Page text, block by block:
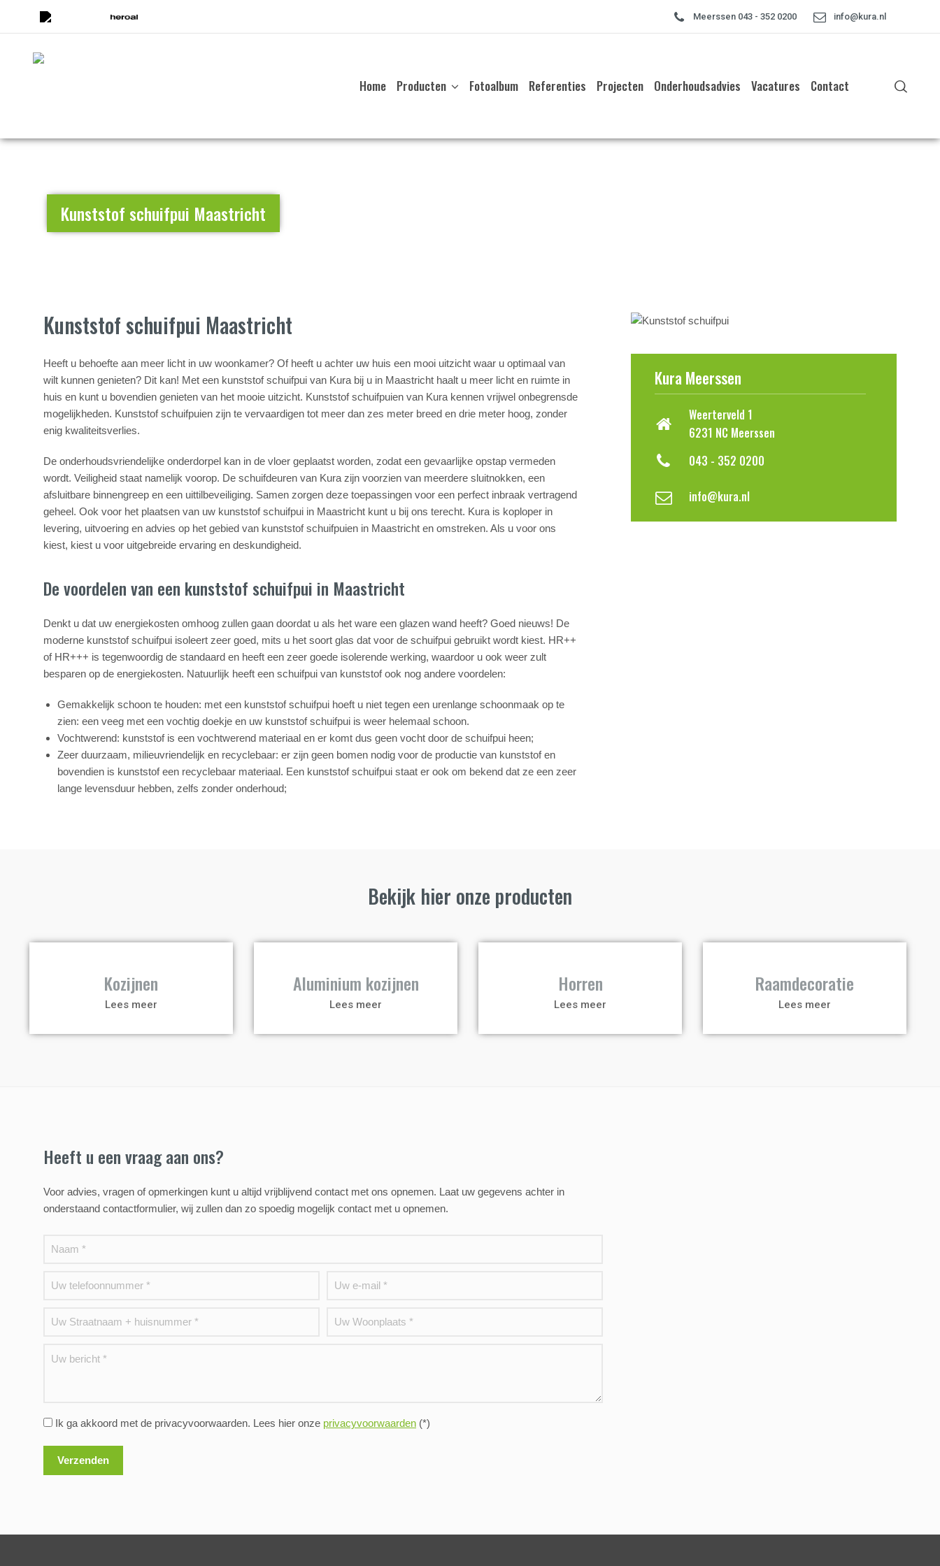
Meerssen 043 - 352 0200 info@kura.nl
Home Producten Fotoalbum Referenties Projecten Onderhoudsadvies Vacatures Contact
Kunststof schuifpui Maastricht
Kunststof schuifpui Maastricht
Heeft u behoefte aan meer licht in uw woonkamer? Of heeft u achter uw huis een mooi uitzicht waar u optimaal van
wilt kunnen genieten? Dit kan! Met een kunststof schuifpui van Kura bij u in Maastricht haalt u meer licht en ruimte in
huis en kunt u bovendien genieten van het mooie uitzicht. Kunststof schuifpuien van Kura kennen vrijwel onbegrensde
mogelijkheden. Kunststof schuifpuien zijn te vervaardigen tot meer dan zes meter breed en drie meter hoog, zonder
enig kwaliteitsverlies.
De onderhoudsvriendelijke onderdorpel kan in de vloer geplaatst worden, zodat een gevaarlijke opstap vermeden
wordt. Veiligheid staat namelijk voorop. De schuifdeuren van Kura zijn voorzien van meerdere sluitnokken, een
afsluitbare binnengreep en een uittilbeveiliging. Samen zorgen deze toepassingen voor een perfect inbraak vertragend
geheel. Ook voor het plaatsen van uw kunststof schuifpui in Maastricht kunt u bij ons terecht. Kura is koploper in
levering, uitvoering en advies op het gebied van kunststof schuifpuien in Maastricht en omstreken. Als u voor ons
kiest, kiest u voor uitgebreide ervaring en deskundigheid.
De voordelen van een kunststof schuifpui in Maastricht
Denkt u dat uw energiekosten omhoog zullen gaan doordat u als het ware een glazen wand heeft? Goed nieuws! De
moderne kunststof schuifpui isoleert zeer goed, mits u het soort glas dat voor de schuifpui gebruikt wordt kiest. HR++
of HR+++ is tegenwoordig de standaard en heeft een zeer goede isolerende werking, waardoor u ook weer zult
besparen op de energiekosten. Natuurlijk heeft een schuifpui van kunststof ook nog andere voordelen:
Gemakkelijk schoon te houden: met een kunststof schuifpui hoeft u niet tegen een urenlange schoonmaak op te
zien: een veeg met een vochtig doekje en uw kunststof schuifpui is weer helemaal schoon.
Vochtwerend: kunststof is een vochtwerend materiaal en er komt dus geen vocht door de schuifpui heen;
Zeer duurzaam, milieuvriendelijk en recyclebaar: er zijn geen bomen nodig voor de productie van kunststof en
bovendien is kunststof een recyclebaar materiaal. Een kunststof schuifpui staat er ook om bekend dat ze een zeer
lange levensduur hebben, zelfs zonder onderhoud;
Kura Meerssen
Weerterveld 1
6231 NC Meerssen
043 - 352 0200
info@kura.nl
Bekijk hier onze producten
Kozijnen
Lees meer
Aluminium kozijnen
Lees meer
Horren
Lees meer
Raamdecoratie
Lees meer
Heeft u een vraag aan ons?
Voor advies, vragen of opmerkingen kunt u altijd vrijblijvend contact met ons opnemen. Laat uw gegevens achter in
onderstaand contactformulier, wij zullen dan zo spoedig mogelijk contact met u opnemen.
Ik ga akkoord met de privacyvoorwaarden. Lees hier onze privacyvoorwaarden (*)